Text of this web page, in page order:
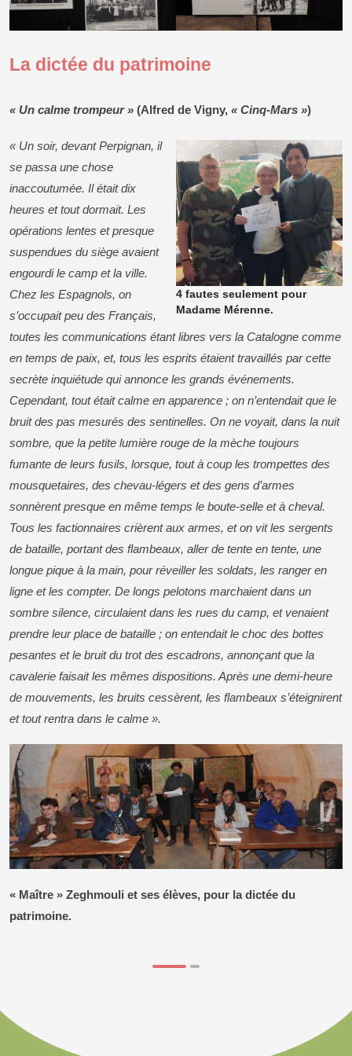
La dictée du patrimoine
« Un calme trompeur » (Alfred de Vigny, « Cinq-Mars »)
4 fautes seulement pour
Madame Mérenne.
« Un soir, devant Perpignan, il
se passa une chose
inaccoutumée. Il était dix
heures et tout dormait. Les
opérations lentes et presque
suspendues du siège avaient
engourdi le camp et la ville.
Chez les Espagnols, on
s’occupait peu des Français,
toutes les communications étant libres vers la Catalogne comme
en temps de paix, et, tous les esprits étaient travaillés par cette
secrète inquiétude qui annonce les grands événements.
Cependant, tout était calme en apparence ; on n’entendait que le
bruit des pas mesurés des sentinelles. On ne voyait, dans la nuit
sombre, que la petite lumière rouge de la mèche toujours
fumante de leurs fusils, lorsque, tout à coup les trompettes des
mousquetaires, des chevau-légers et des gens d’armes
sonnèrent presque en même temps le boute-selle et à cheval.
Tous les factionnaires crièrent aux armes, et on vit les sergents
de bataille, portant des flambeaux, aller de tente en tente, une
longue pique à la main, pour réveiller les soldats, les ranger en
ligne et les compter. De longs pelotons marchaient dans un
sombre silence, circulaient dans les rues du camp, et venaient
prendre leur place de bataille ; on entendait le choc des bottes
pesantes et le bruit du trot des escadrons, annonçant que la
cavalerie faisait les mêmes dispositions. Après une demi-heure
de mouvements, les bruits cessèrent, les flambeaux s’éteignirent
et tout rentra dans le calme ».
« Maître » Zeghmouli et ses élèves, pour la dictée du
patrimoine.